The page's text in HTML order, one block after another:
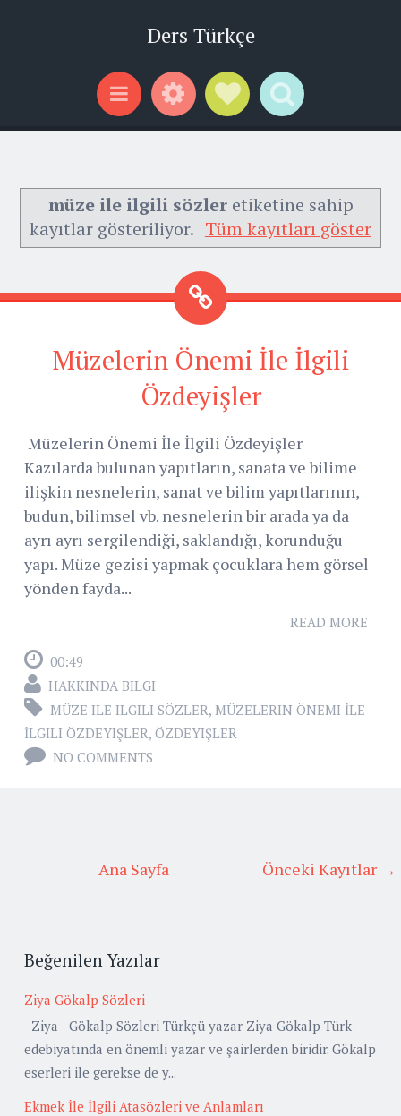
Ders Türkçe
Menu WidgetsSocial Links
Search
müze ile ilgili sözleretiketine sahip
kayıtlar gösteriliyor. Tüm kayıtları göster
Müzelerin Önemi İle İlgili
Özdeyişler
Müzelerin Önemi İle İlgili Özdeyişler
Kazılarda bulunan yapıtların, sanata ve bilime
ilişkin nesnelerin, sanat ve bilim yapıtlarının,
budun, bilimsel vb. nesnelerin bir arada ya da
ayrı ayrı sergilendiği, saklandığı, korunduğu
yapı. Müze gezisi yapmak çocuklara hem görsel
yönden fayda...
READ MORE
00:49
HAKKINDA BILGI
MÜZE ILE ILGILI SÖZLER, MÜZELERIN ÖNEMI İLE
İLGILI ÖZDEYIŞLER, ÖZDEYIŞLER
NO COMMENTS
Önceki Kayıtlar →
Ana Sayfa
Beğenilen Yazılar
Ziya Gökalp Sözleri
Ziya Gökalp Sözleri Türkçü yazar Ziya Gökalp Türk
edebiyatında en önemli yazar ve şairlerden biridir. Gökalp
eserleri ile gerekse de y...
Ekmek İle İlgili Atasözleri ve Anlamları